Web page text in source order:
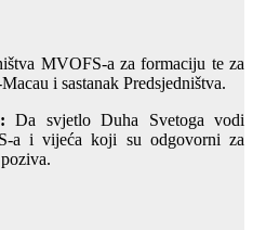
MVOFS-a za formaciju te za
i sastanak Predsjedništva.
Da svjetlo Duha Svetoga vodi
a i vijeća koji su odgovorni za